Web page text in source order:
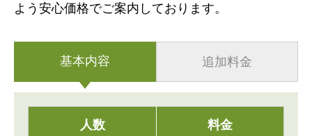
よう安心価格でご案内しております。
基本内容 追加料金
人数 料金